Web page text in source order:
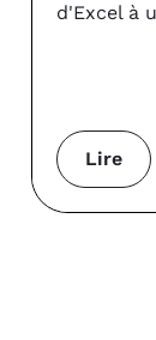
Lire
d'Excel à